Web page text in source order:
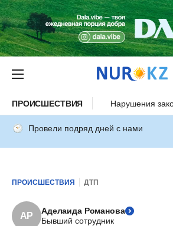
ПРОИСШЕСТВИЯ Нарушения
Провели подряд дней с нами
ПРОИСШЕСТВИЯ ДТП
АР
Аделаида Романова
Бывший сотрудник